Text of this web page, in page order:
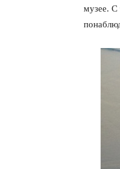
музее. С